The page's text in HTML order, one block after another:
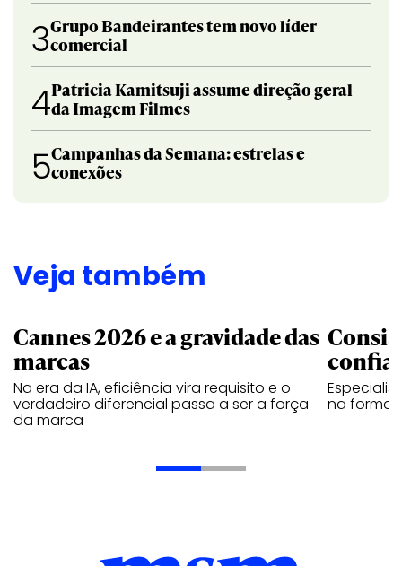
3Grupo Bandeirantes tem novo líder
comercial
4Patricia Kamitsuji assume direção geral
da Imagem Filmes
5Campanhas da Semana: estrelas e
conexões
Veja também
Cannes 2026 e a gravidade das
marcas
Na era da IA, eficiência vira requisito e o
verdadeiro diferencial passa a ser a força
da marca
na forma